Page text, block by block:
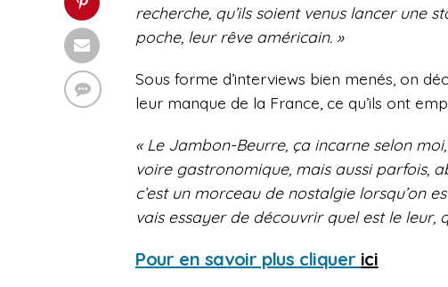
recherche, qu’ils soient venus lancer une
poche, leur rêve américain. »
Sous forme d’interviews bien menés, on
leur manque de la France, ce qu’ils ont
« Le Jambon-Beurre, ça incarne selon
voire gastronomique, mais aussi parfois,
c’est un morceau de nostalgie lorsqu’on
vais essayer de découvrir quel est le leur,
Pour en savoir plus cliquer ici